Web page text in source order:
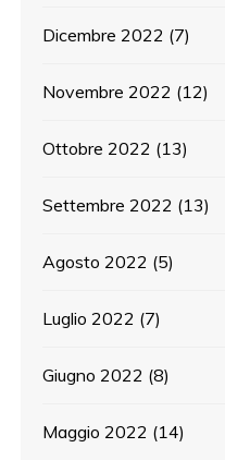
Dicembre 2022 (7)
Novembre 2022 (12)
Ottobre 2022 (13)
Settembre 2022 (13)
Agosto 2022 (5)
Luglio 2022 (7)
Giugno 2022 (8)
Maggio 2022 (14)